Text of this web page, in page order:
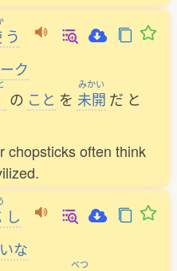
う
ク
の こと を
みかい
未開 だ と
chopsticks often think
し
な
べつ